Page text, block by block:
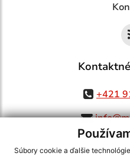
Súbory cookie a ďalšie
+421